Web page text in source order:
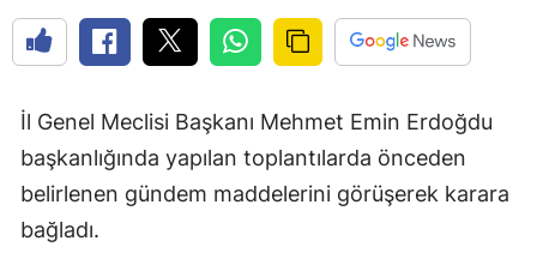
Erzurum
Eskişehir
Gaziantep
Giresun
Gümüşhane
İl Genel Meclisi Başkanı Mehmet Emin Erdoğdu
başkanlığında yapılan toplantılarda önceden
belirlenen gündem maddelerini görüşerek karara
bağladı.